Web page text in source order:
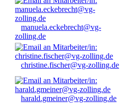
manuela.eckebrecht@vg-
zolling.de
christine.fischer@vg-zolling.de
harald.gmeiner@vg-zolling.de